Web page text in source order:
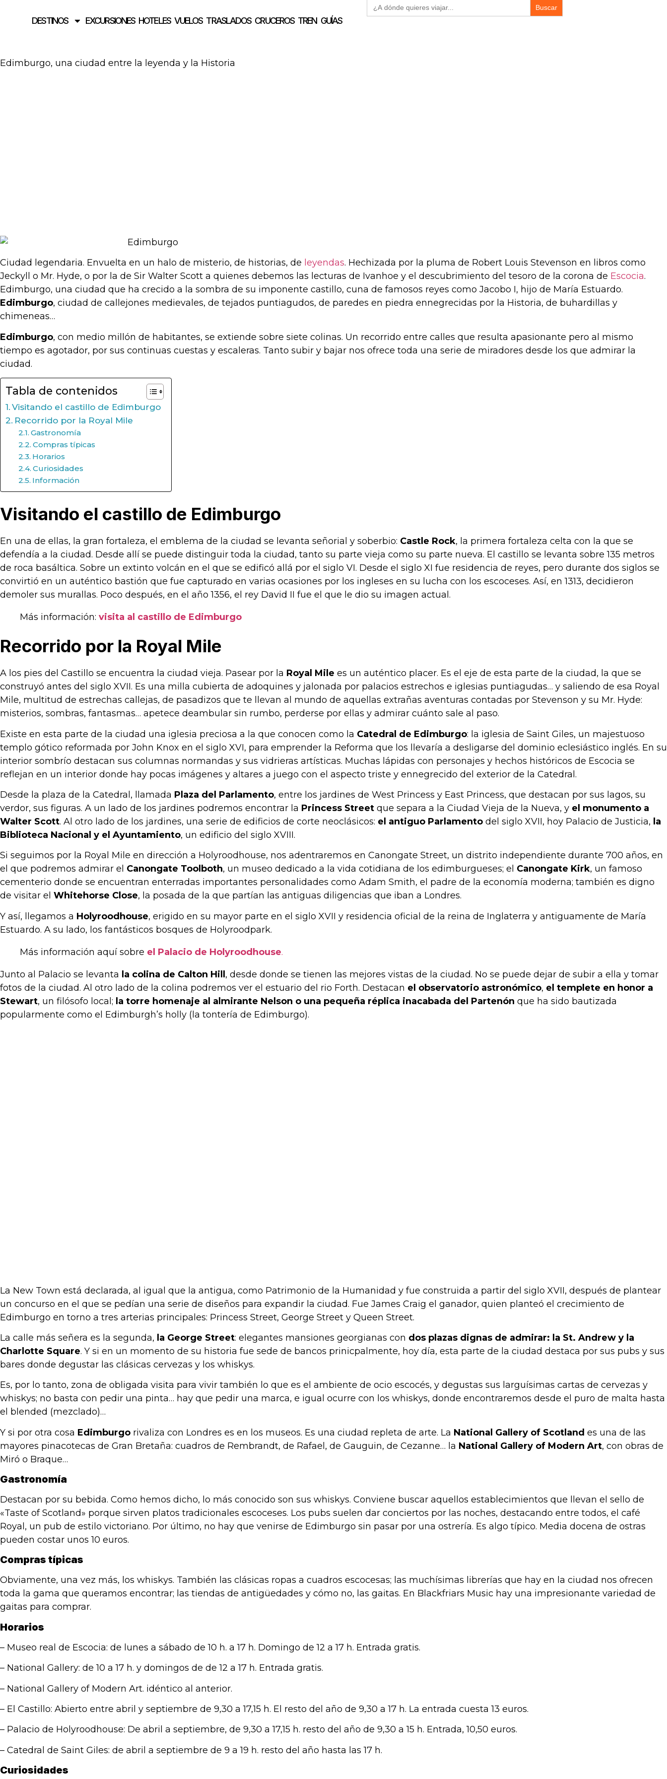
DESTINOS EXCURSIONES HOTELES VUELOS TRASLADOS CRUCEROS TREN GUÍAS
Buscar:
Edimburgo, una ciudad entre la leyenda y la Historia
Ciudad legendaria. Envuelta en un halo de misterio, de historias, de leyendas. Hechizada por la pluma de Robert Louis Stevenson en libros como
Jeckyll o Mr. Hyde, o por la de Sir Walter Scott a quienes debemos las lecturas de Ivanhoe y el descubrimiento del tesoro de la corona de Escocia.
Edimburgo, una ciudad que ha crecido a la sombra de su imponente castillo, cuna de famosos reyes como Jacobo I, hijo de María Estuardo.
Edimburgo, ciudad de callejones medievales, de tejados puntiagudos, de paredes en piedra ennegrecidas por la Historia, de buhardillas y
chimeneas…
Edimburgo, con medio millón de habitantes, se extiende sobre siete colinas. Un recorrido entre calles que resulta apasionante pero al mismo
tiempo es agotador, por sus continuas cuestas y escaleras. Tanto subir y bajar nos ofrece toda una serie de miradores desde los que admirar la
ciudad.
Tabla de contenidos
Visitando el castillo de Edimburgo
Recorrido por la Royal Mile
Gastronomía
Compras típicas
Horarios
Curiosidades
Información
Visitando el castillo de Edimburgo
En una de ellas, la gran fortaleza, el emblema de la ciudad se levanta señorial y soberbio: Castle Rock, la primera fortaleza celta con la que se
defendía a la ciudad. Desde allí se puede distinguir toda la ciudad, tanto su parte vieja como su parte nueva. El castillo se levanta sobre 135 metros
de roca basáltica. Sobre un extinto volcán en el que se edificó allá por el siglo VI. Desde el siglo XI fue residencia de reyes, pero durante dos siglos se
convirtió en un auténtico bastión que fue capturado en varias ocasiones por los ingleses en su lucha con los escoceses. Así, en 1313, decidieron
demoler sus murallas. Poco después, en el año 1356, el rey David II fue el que le dio su imagen actual.
Más información: visita al castillo de Edimburgo
Recorrido por la Royal Mile
A los pies del Castillo se encuentra la ciudad vieja. Pasear por la Royal Mile es un auténtico placer. Es el eje de esta parte de la ciudad, la que se
construyó antes del siglo XVII. Es una milla cubierta de adoquines y jalonada por palacios estrechos e iglesias puntiagudas… y saliendo de esa Royal
Mile, multitud de estrechas callejas, de pasadizos que te llevan al mundo de aquellas extrañas aventuras contadas por Stevenson y su Mr. Hyde:
misterios, sombras, fantasmas… apetece deambular sin rumbo, perderse por ellas y admirar cuánto sale al paso.
Existe en esta parte de la ciudad una iglesia preciosa a la que conocen como la Catedral de Edimburgo: la iglesia de Saint Giles, un majestuoso
templo gótico reformada por John Knox en el siglo XVI, para emprender la Reforma que los llevaría a desligarse del dominio eclesiástico inglés. En su
interior sombrío destacan sus columnas normandas y sus vidrieras artísticas. Muchas lápidas con personajes y hechos históricos de Escocia se
reflejan en un interior donde hay pocas imágenes y altares a juego con el aspecto triste y ennegrecido del exterior de la Catedral.
Desde la plaza de la Catedral, llamada Plaza del Parlamento, entre los jardines de West Princess y East Princess, que destacan por sus lagos, su
verdor, sus figuras. A un lado de los jardines podremos encontrar la Princess Street que separa a la Ciudad Vieja de la Nueva, y el monumento a
Walter Scott. Al otro lado de los jardines, una serie de edificios de corte neoclásicos: el antiguo Parlamento del siglo XVII, hoy Palacio de Justicia, la
Biblioteca Nacional y el Ayuntamiento, un edificio del siglo XVIII.
Si seguimos por la Royal Mile en dirección a Holyroodhouse, nos adentraremos en Canongate Street, un distrito independiente durante 700 años, en
el que podremos admirar el Canongate Toolboth, un museo dedicado a la vida cotidiana de los edimburgueses; el Canongate Kirk, un famoso
cementerio donde se encuentran enterradas importantes personalidades como Adam Smith, el padre de la economía moderna; también es digno
de visitar el Whitehorse Close, la posada de la que partían las antiguas diligencias que iban a Londres.
Y así, llegamos a Holyroodhouse, erigido en su mayor parte en el siglo XVII y residencia oficial de la reina de Inglaterra y antiguamente de María
Estuardo. A su lado, los fantásticos bosques de Holyroodpark.
Más información aquí sobre el Palacio de Holyroodhouse.
Junto al Palacio se levanta la colina de Calton Hill , desde donde se tienen las mejores vistas de la ciudad. No se puede dejar de subir a ella y tomar
fotos de la ciudad. Al otro lado de la colina podremos ver el estuario del rio Forth. Destacan el observatorio astronómico, el templete en honor a
Stewart, un filósofo local; la torre homenaje al almirante Nelson o una pequeña réplica inacabada del Partenón que ha sido bautizada
popularmente como el Edimburgh’s holly (la tontería de Edimburgo).
La New Town está declarada, al igual que la antigua, como Patrimonio de la Humanidad y fue construida a partir del siglo XVII, después de plantear
un concurso en el que se pedían una serie de diseños para expandir la ciudad. Fue James Craig el ganador, quien planteó el crecimiento de
Edimburgo en torno a tres arterias principales: Princess Street, George Street y Queen Street.
La calle más señera es la segunda, la George Street: elegantes mansiones georgianas con dos plazas dignas de admirar: la St. Andrew y la
Charlotte Square. Y si en un momento de su historia fue sede de bancos prinicpalmente, hoy día, esta parte de la ciudad destaca por sus pubs y sus
bares donde degustar las clásicas cervezas y los whiskys.
Es, por lo tanto, zona de obligada visita para vivir también lo que es el ambiente de ocio escocés, y degustas sus larguísimas cartas de cervezas y
whiskys; no basta con pedir una pinta… hay que pedir una marca, e igual ocurre con los whiskys, donde encontraremos desde el puro de malta hasta
el blended (mezclado)…
Y si por otra cosa Edimburgo rivaliza con Londres es en los museos. Es una ciudad repleta de arte. La National Gallery of Scotland es una de las
mayores pinacotecas de Gran Bretaña: cuadros de Rembrandt, de Rafael, de Gauguin, de Cezanne… la National Gallery of Modern Art, con obras de
Miró o Braque…
Gastronomía
Destacan por su bebida. Como hemos dicho, lo más conocido son sus whiskys. Conviene buscar aquellos establecimientos que llevan el sello de
«Taste of Scotland» porque sirven platos tradicionales escoceses. Los pubs suelen dar conciertos por las noches, destacando entre todos, el café
Royal, un pub de estilo victoriano. Por último, no hay que venirse de Edimburgo sin pasar por una ostrería. Es algo típico. Media docena de ostras
pueden costar unos 10 euros.
Compras típicas
Obviamente, una vez más, los whiskys. También las clásicas ropas a cuadros escocesas; las muchísimas librerías que hay en la ciudad nos ofrecen
toda la gama que queramos encontrar; las tiendas de antigüedades y cómo no, las gaitas. En Blackfriars Music hay una impresionante variedad de
gaitas para comprar.
Horarios
– Museo real de Escocia: de lunes a sábado de 10 h. a 17 h. Domingo de 12 a 17 h. Entrada gratis.
– National Gallery: de 10 a 17 h. y domingos de de 12 a 17 h. Entrada gratis.
– National Gallery of Modern Art. idéntico al anterior.
– El Castillo: Abierto entre abril y septiembre de 9,30 a 17,15 h. El resto del año de 9,30 a 17 h. La entrada cuesta 13 euros.
– Palacio de Holyroodhouse: De abril a septiembre, de 9,30 a 17,15 h. resto del año de 9,30 a 15 h. Entrada, 10,50 euros.
– Catedral de Saint Giles: de abril a septiembre de 9 a 19 h. resto del año hasta las 17 h.
Curiosidades